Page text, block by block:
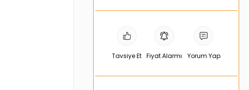
Tavsiye Et Fiyat Alarmı Yorum Yap